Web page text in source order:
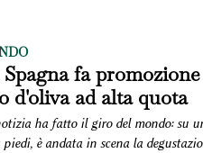
fa
d'oliva ad alta quota
ha fatto il giro del mondo: su
piedi, è andata in scena la